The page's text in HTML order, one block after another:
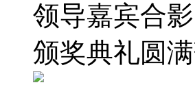
领导嘉宾合
颁奖典礼圆满